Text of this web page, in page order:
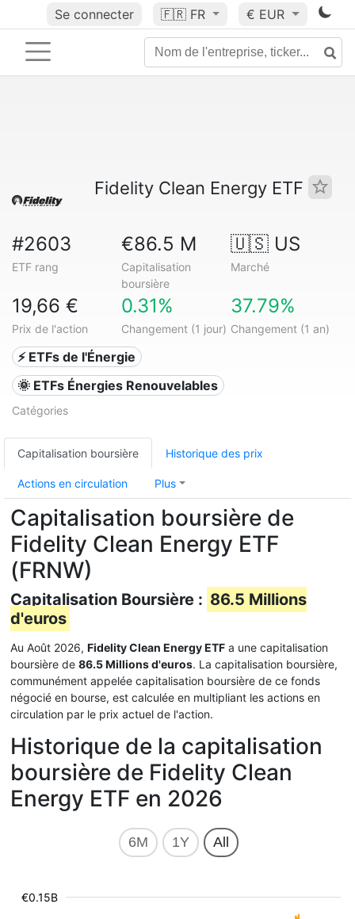
Se connecter 🇫🇷 FR € EUR
Fidelity Clean Energy ETF
#2603
ETF rang
€86.5 M
Capitalisation
boursière
🇺🇸 US
Marché
19,66 €
Prix de l'action
0.31%
Changement (1 jour)
37.79%
Changement (1 an)
⚡ ETFs de l'Énergie
🌞 ETFs Énergies Renouvelables
Catégories
Capitalisation boursière Historique des prix
Actions en circulation Plus
Capitalisation boursière de
Fidelity Clean Energy ETF
(FRNW)
Capitalisation Boursière : 86.5 Millions
d'euros
Au Août 2026, Fidelity Clean Energy ETF a une capitalisation
boursière de 86.5 Millions d'euros. La capitalisation boursière,
communément appelée capitalisation boursière de ce fonds
négocié en bourse, est calculée en multipliant les actions en
circulation par le prix actuel de l'action.
Historique de la capitalisation
boursière de Fidelity Clean
Energy ETF en 2026
6M 1Y All
€0.15B